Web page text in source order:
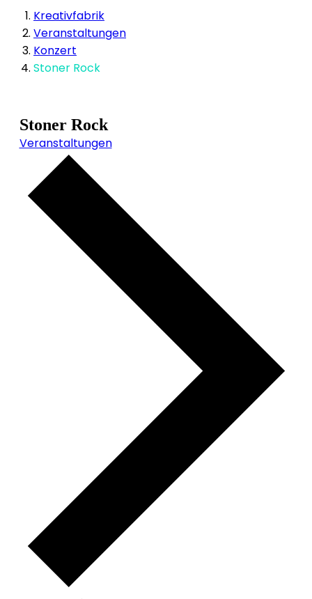
Kreativfabrik
Veranstaltungen
Konzert
Stoner Rock
Stoner Rock
Veranstaltungen